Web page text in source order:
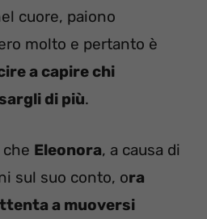
cuore, paiono
molto e pertanto è
a capire chi
di più.
che Eleonora, a causa di
sul suo conto, ora
a muoversi